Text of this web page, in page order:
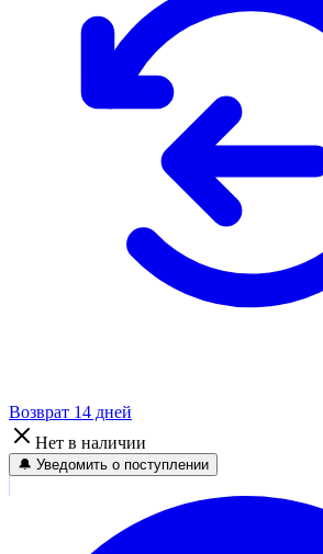
Возврат 14 дней
Нет в наличии
🔔 Уведомить о поступлении